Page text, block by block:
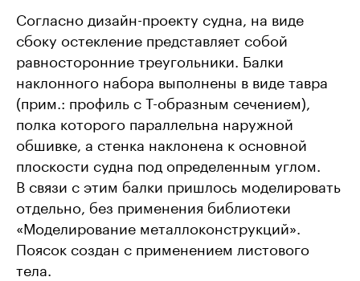
Согласно дизайн-проекту судна, на виде
сбоку остекление представляет собой
равносторонние треугольники. Балки
наклонного набора выполнены в виде тавра
(прим.: профиль с T-образным сечением),
полка которого параллельна наружной
обшивке, а стенка наклонена к основной
плоскости судна под определенным углом.
В связи с этим балки пришлось моделировать
отдельно, без применения библиотеки
«Моделирование металлоконструкций».
Поясок создан с применением листового
тела.